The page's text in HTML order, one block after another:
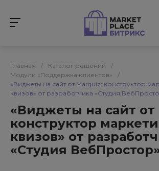
Главная / Каталог решений
/
Модули «Поддержка клиентов»
/
«Виджеты на сайт от Marquiz: конструктор
квизов» от разработчика «Студия
«Виджеты на сайт от
конструктор
квизов» от
«Студия